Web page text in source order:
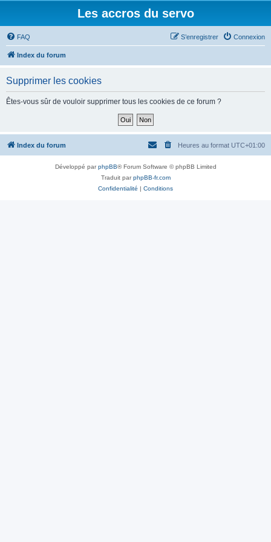
Les accros du servo
FAQ Connexion
S’enregistrer
Index du forum
Supprimer les cookies
Êtes-vous sûr de vouloir supprimer tous les cookies de ce forum ?
Index du forum Heures au format UTC+01:00
Développé parphpBB® Forum Software © phpBB Limited
Traduit parphpBB-fr.com
Confidentialité | Conditions